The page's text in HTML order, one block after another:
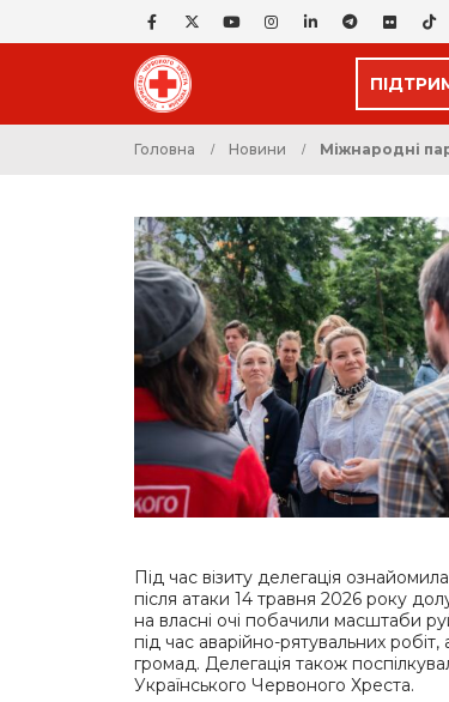
Головна Новини Міжнародні
Під час візиту делегація
після атаки 14 травня 2026 року
на власні очі побачили масштаби
під час аварійно-рятувальних
громад. Делегація також
Українського Червоного Хреста.